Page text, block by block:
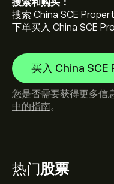
热门股票
搜索和购买：
搜索 China SCE
下单买入 China SCE
买入 China
您是否需要获得更多信
中的指南。